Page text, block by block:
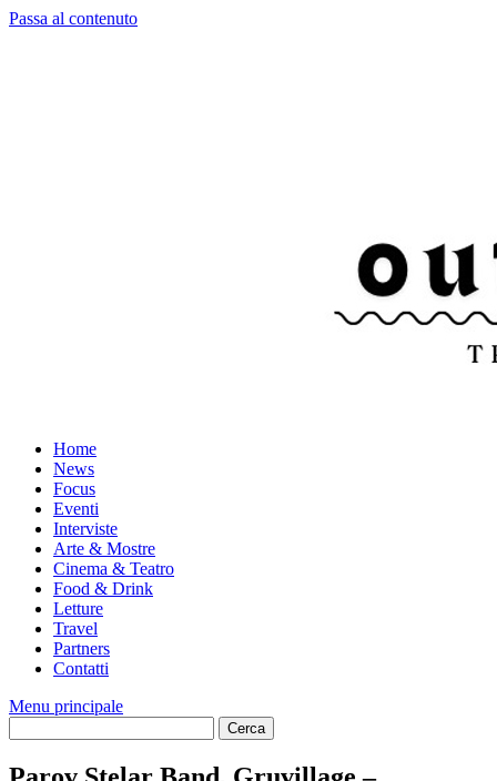
Passa al contenuto
Home
News
Focus
Eventi
Interviste
Arte & Mostre
Cinema & Teatro
Food & Drink
Letture
Travel
Partners
Contatti
Menu principale